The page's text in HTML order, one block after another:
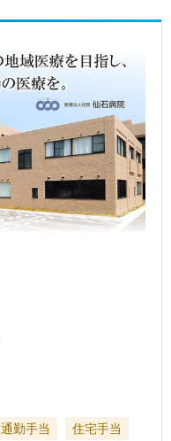
通勤手当 住宅手当